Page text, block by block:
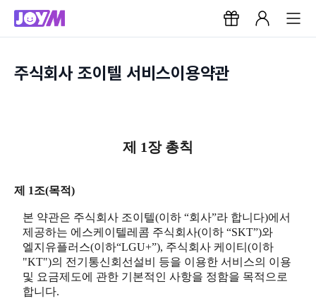
주식회사 조이텔 서비스이용약관
제 1장 총칙
제 1조(목적)
본 약관은 주식회사 조이텔(이하 “회사”라 합니다)에서
제공하는 에스케이텔레콤 주식회사(이하 “SKT”)와
엘지유플러스(이하“LGU+”), 주식회사 케이티(이하
"KT")의 전기통신회선설비 등을 이용한 서비스의 이용
및 요금제도에 관한 기본적인 사항을 정함을 목적으로
합니다.